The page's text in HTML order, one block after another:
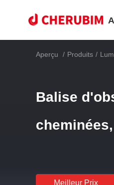
Aperçu / Produits /
Balise
Meilleur Prix